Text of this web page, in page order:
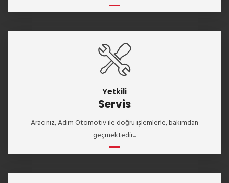
Yetkili
Servis
Aracınız, Adım Otomotiv ile doğru işlemlerle, bakımdan
geçmektedir...